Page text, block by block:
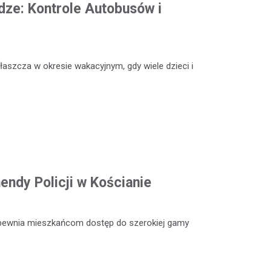
Kontrole Autobusów i
w okresie wakacyjnym, gdy wiele dzieci i
Policji w Kościanie
mieszkańcom dostęp do szerokiej gamy